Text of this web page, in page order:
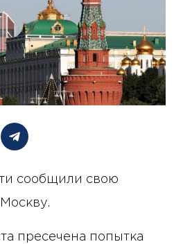
сообщили свою
пресечена попытка